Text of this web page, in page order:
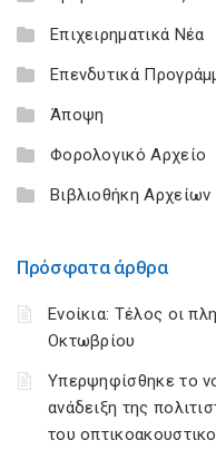
Επιχειρηματικά Νέα
Επενδυτικά
Άποψη
Φορολογικό Αρχείο
Βιβλιοθήκη Αρχείων
Πρόσφατα άρθρα
Ενοίκια: Τέλος οι
Οκτωβρίου
Υπερψηφίσθηκε το
ανάδειξη της
του